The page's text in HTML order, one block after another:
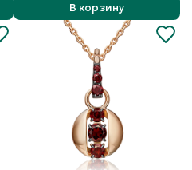
В корзину